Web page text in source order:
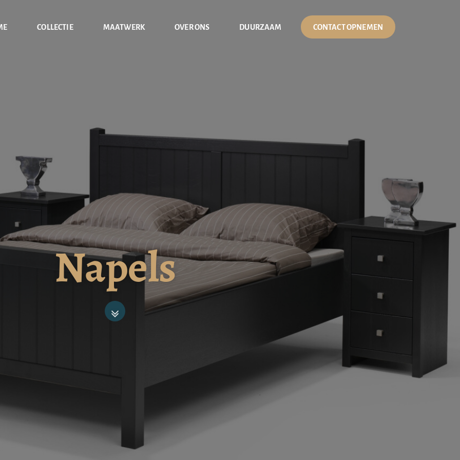
Napels
COLLECTIE MAATWERK OVER ONS DUURZAAM CONTACT OPNEMEN